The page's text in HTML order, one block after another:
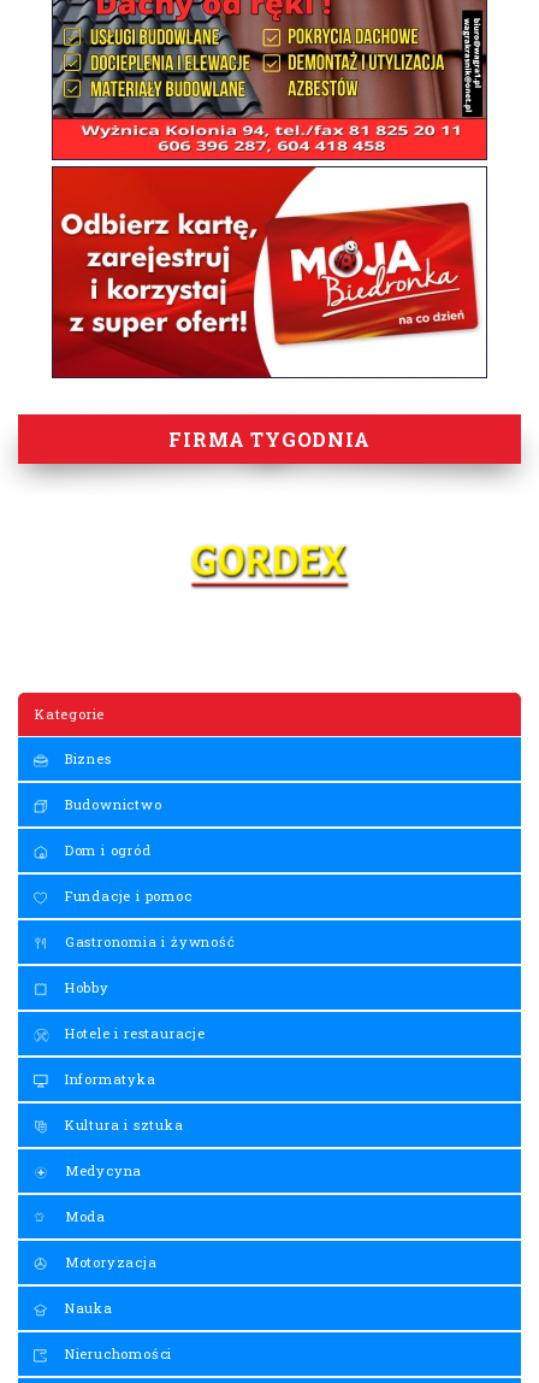
FIRMA TYGODNIA
Kategorie
Biznes
Budownictwo
Dom i ogród
Fundacje i pomoc
Gastronomia i żywność
Hobby
Hotele i restauracje
Informatyka
Kultura i sztuka
Medycyna
Moda
Motoryzacja
Nauka
Nieruchomości